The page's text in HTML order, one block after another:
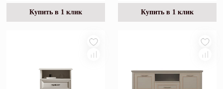
Купить в 1 клик Купить в 1 клик